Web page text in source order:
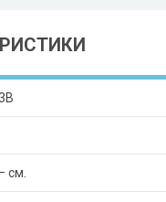
см.